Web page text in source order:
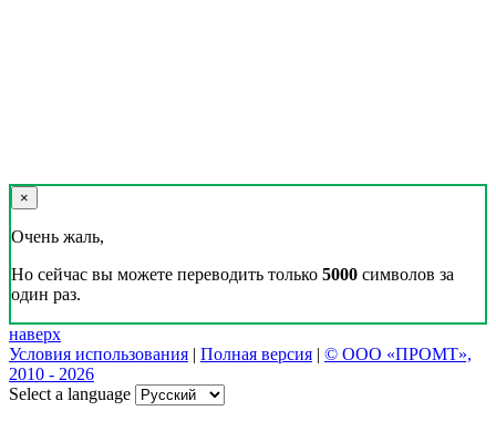
×
Очень жаль,
Но сейчас вы можете переводить только 5000 символов за
один раз.
наверх
Условия использования | Полная версия | © ООО «ПРОМТ»,
2010 - 2026
Select a language